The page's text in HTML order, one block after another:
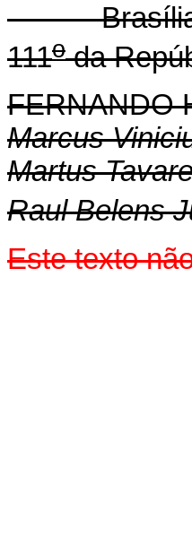
Brasília,
111oda
FERNANDO
Marcus
Martus
Raul Belens
Este texto